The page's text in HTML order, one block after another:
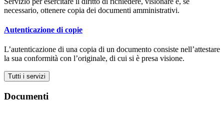
necessario, ottenere copia dei documenti amministrativi.
Autenticazione di copie
L’autenticazione di una copia di un documento consiste nell’attestare
la sua conformità con l’originale, di cui si è presa visione.
Tutti i servizi
Documenti